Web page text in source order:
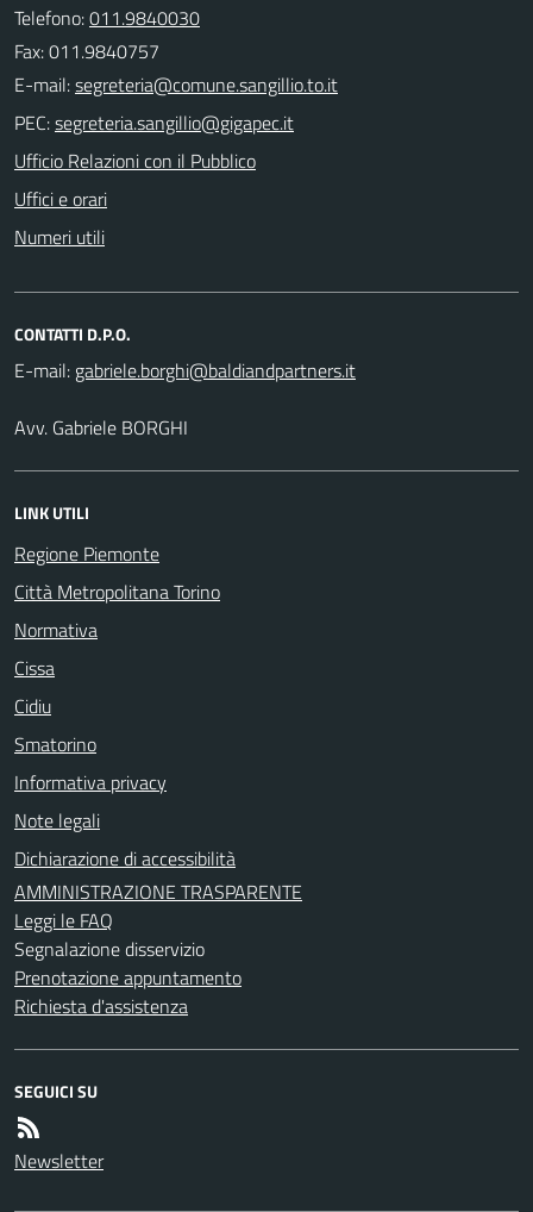
Telefono:011.9840030
Fax: 011.9840757
E-mail:
PEC:
Ufficio Relazioni con il Pubblico
Uffici e orari
Numeri utili
CONTATTI D.P.O.
E-mail:
Avv. Gabriele BORGHI
LINK UTILI
Regione Piemonte
Città Metropolitana Torino
Normativa
Cissa
Cidiu
Smatorino
Informativa privacy
Note legali
Dichiarazione di accessibilità
AMMINISTRAZIONE TRASPARENTE
Leggi le FAQ
Segnalazione disservizio
Prenotazione appuntamento
Richiesta d'assistenza
SEGUICI SU
Newsletter